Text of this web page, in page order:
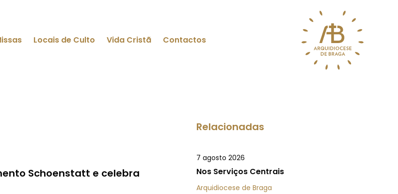
Locais de Culto Vida Cristã Contactos
Schoenstatt e celebra
Relacionadas
7 agosto 2026
Nos Serviços Centrais
Arquidiocese de Braga